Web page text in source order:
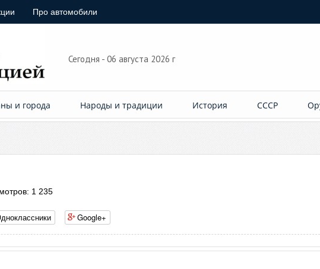
Про автомобили
Сегодня - 06 августа 2026 г
и города Народы и традиции История СССР
1 235
Google+